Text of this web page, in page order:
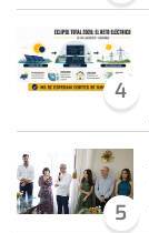
4
5